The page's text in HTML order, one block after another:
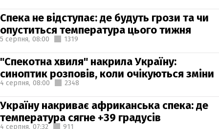
Спека не відступає: де будуть грози та чи
опуститься температура цього тижня
5 серпня, 08:00 1319
"Спекотна хвиля" накрила Україну:
синоптик розповів, коли очікуються зміни
4 серпня, 08:00 2348
Україну накриває африканська спека: де
температура сягне +39 градусів
4 серпня, 07:32 911